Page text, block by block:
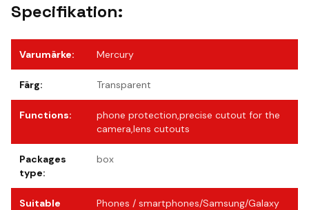
Specifikation:
Varumärke: Mercury
Färg: Transparent
Functions:
phone protection,precise cutout for the
camera,lens cutouts
Packages
type:
box
Suitable
Phones / smartphones/Samsung/Galaxy